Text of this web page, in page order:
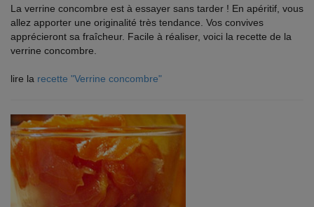
La verrine concombre est à essayer sans tarder ! En apéritif, vous
allez apporter une originalité très tendance. Vos convives
apprécieront sa fraîcheur. Facile à réaliser, voici la recette de la
verrine concombre.
lire la recette "Verrine concombre"